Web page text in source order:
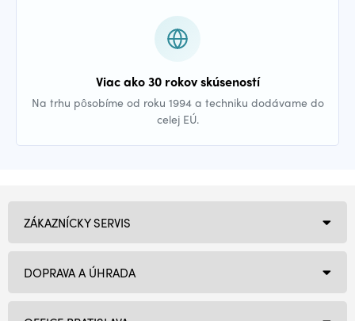
Viac ako 30 rokov skúseností
Na trhu pôsobíme od roku 1994 a techniku dodávame do
celej EÚ.
ZÁKAZNÍCKY SERVIS
DOPRAVA A ÚHRADA